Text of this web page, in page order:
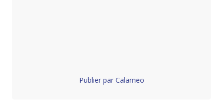
Publier par Calameo